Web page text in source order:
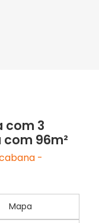
com 3
96m²
-
Mapa